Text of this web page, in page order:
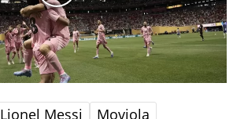
Lionel Messi Moviola